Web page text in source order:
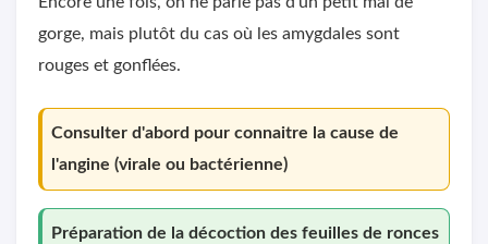
gorge, mais plutôt du cas où les amygdales sont
rouges et gonflées.
Consulter d'abord pour connaitre la cause de
l'angine (virale ou bactérienne)
Préparation de la décoction des feuilles de ronces